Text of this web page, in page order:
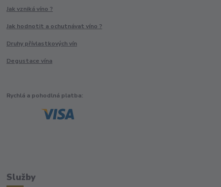
Jak vzniká víno ?
Jak hodnotit a ochutnávat víno ?
Druhy přívlastkových vín
Degustace vína
Rychlá a pohodlná platba:
Služby